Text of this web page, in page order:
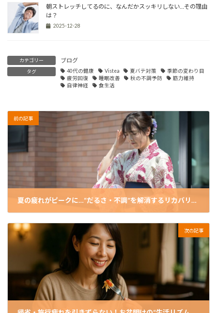
朝ストレッチしてるのに、なんだかスッキリしない…その理由
は？
2025-12-28
カテゴリー ブログ
タグ 40代の健康 Vistea 夏バテ対策
季節の変わり目
疲労回復
睡眠改善 秋の不調予防
筋力維持
自律神経
食生活
前の記事
夏の疲れがピークに…“だるさ・不調”を解消するリカバリー習慣
2025-08-03
次の記事